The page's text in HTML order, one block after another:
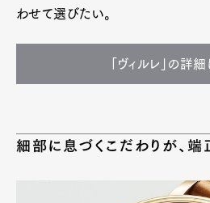
わせて選びたい。
「ヴィルレ」の詳
細部に息づくこだわりが、